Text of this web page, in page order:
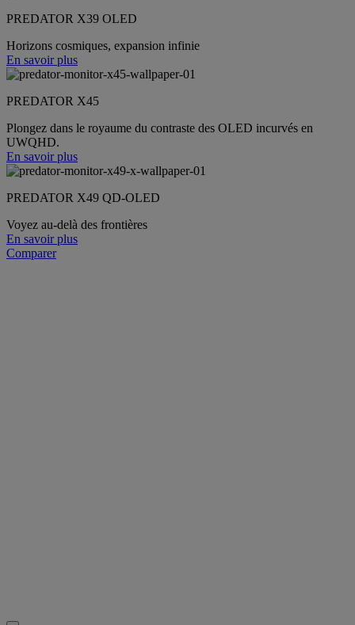
PREDATOR X39 OLED
Horizons cosmiques, expansion infinie
En savoir plus
PREDATOR X45
Plongez dans le royaume du contraste des OLED incurvés en
UWQHD.
En savoir plus
PREDATOR X49 QD-OLED
Voyez au-delà des frontières
En savoir plus
Comparer